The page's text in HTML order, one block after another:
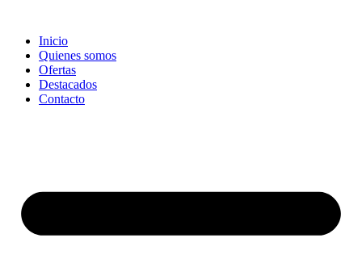
contenido
Inicio
Quienes somos
Ofertas
Destacados
Contacto